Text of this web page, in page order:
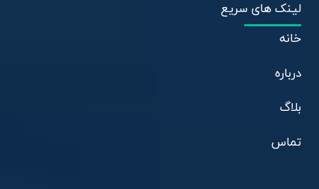
لینک های سریع
خانه
درباره
بلاگ
تماس